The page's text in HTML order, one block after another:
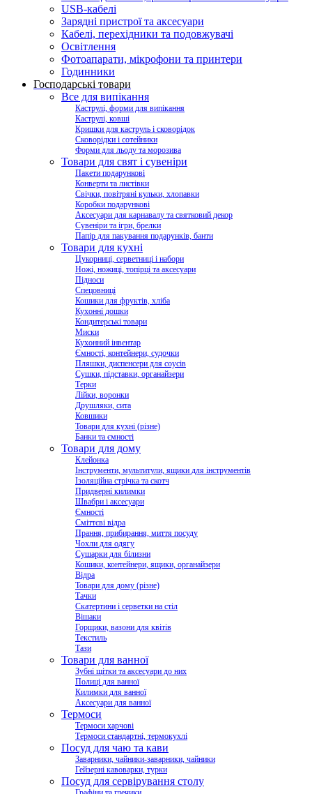
USB-кабелі
Зарядні пристрої та аксесуари
Кабелі, перехідники та подовжувачі
Освітлення
Фотоапарати, мікрофони та принтери
Годинники
Господарські товари
Все для випікання
Каструлі, форми для випікання
Каструлі, ковші
Кришки для каструль і сковорідок
Сковорідки і сотейники
Форми для льоду та морозива
Товари для свят і сувеніри
Пакети подарункові
Конверти та листівки
Свічки, повітряні кульки, хлопавки
Коробки подарункові
Аксесуари для карнавалу та святковий декор
Сувеніри та ігри, брелки
Папір для пакування подарунків, банти
Товари для кухні
Цукорниці, серветниці і набори
Ножі, ножиці, топірці та аксесуари
Підноси
Спецовниці
Кошики для фруктів, хліба
Кухонні дошки
Кондитерські товари
Миски
Кухонний інвентар
Ємності, контейнери, судочки
Пляшки, диспенсери для соусів
Сушки, підставки, органайзери
Терки
Лійки, воронки
Друшляки, сита
Ковшики
Товари для кухні (різне)
Банки та ємності
Товари для дому
Клейонка
Інструменти, мультитули, ящики для інструментів
Ізоляційна стрічка та скотч
Придверні килимки
Швабри і аксесуари
Ємності
Сміттєві відра
Прання, прибирання, миття посуду
Чохли для одягу
Сушарки для білизни
Кошики, контейнери, ящики, органайзери
Відра
Товари для дому (різне)
Тачки
Скатертини і серветки на стіл
Вішаки
Горщики, вазони для квітів
Текстиль
Тази
Товари для ванної
Зубні щітки та аксесуари до них
Полиці для ванної
Килимки для ванної
Аксесуари для ванної
Термоси
Термоси харчові
Термоси стандартні, термокухлі
Посуд для чаю та кави
Заварники, чайники-заварники, чайники
Гейзерні кавоварки, турки
Посуд для сервірування столу